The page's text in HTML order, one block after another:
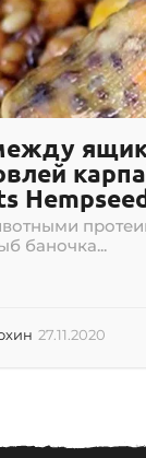
баночка...
27.11.2020